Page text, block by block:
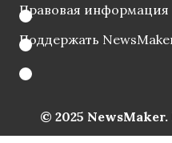
Правовая информация
Поддержать
© 2025